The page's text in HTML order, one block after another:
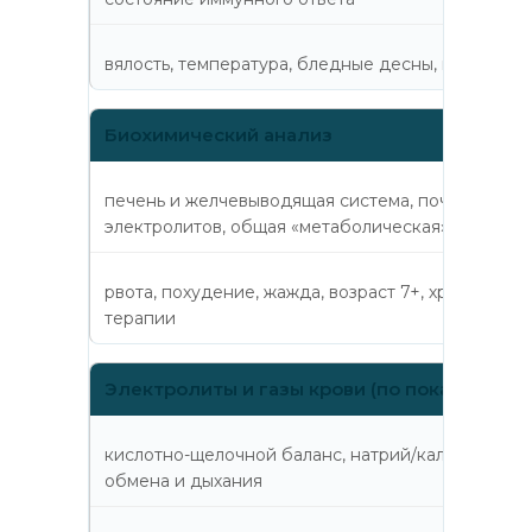
вялость, температура, бледные десны, плохой
Биохимический анализ
печень и желчевыводящая система, почки,
электролитов, общая «метаболическая» картина
рвота, похудение, жажда, возраст 7+,
терапии
Электролиты и газы крови (по показаниям)
кислотно-щелочной баланс, натрий/калий/хлор,
обмена и дыхания